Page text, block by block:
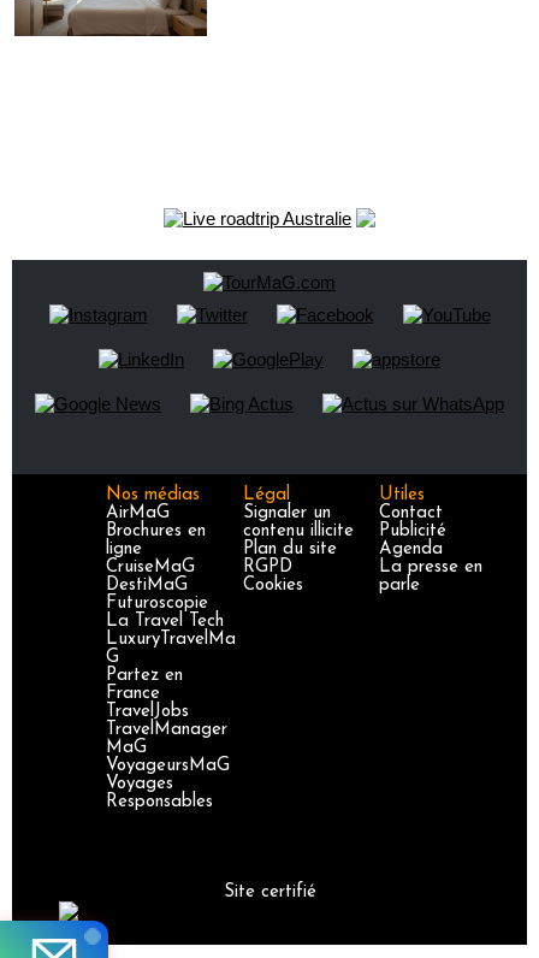
Nos médias
AirMaG
Brochures en
ligne
CruiseMaG
DestiMaG
Futuroscopie
La Travel Tech
LuxuryTravelMa
G
Partez en
France
TravelJobs
TravelManager
MaG
VoyageursMaG
Voyages
Responsables
Légal
Signaler un
contenu illicite
Plan du site
RGPD
Cookies
Utiles
Contact
Publicité
Agenda
La presse en
parle
Site certifié